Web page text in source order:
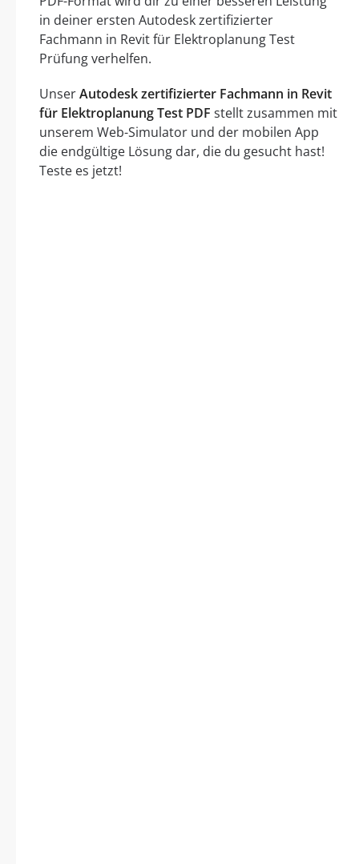
in deiner ersten Autodesk zertifizierter
Fachmann in Revit für Elektroplanung Test
Prüfung verhelfen.
UnserAutodesk zertifizierter Fachmann in Revit
für Elektroplanung Test PDF stellt zusammen mit
unserem Web-Simulator und der mobilen App
die endgültige Lösung dar, die du gesucht hast!
Teste es jetzt!